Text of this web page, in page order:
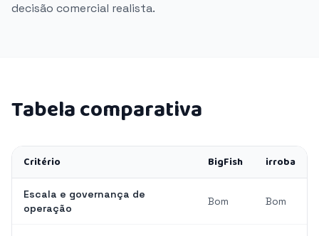
decisão comercial realista.
Tabela comparativa
Critério BigFish irroba
Escala e governança de
operação
Bom Bom